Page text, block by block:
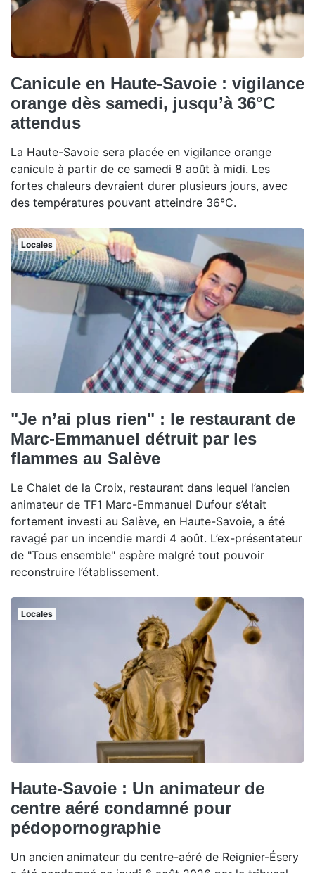
Canicule en Haute-Savoie : vigilance
orange dès samedi, jusqu’à 36°C
attendus
La Haute-Savoie sera placée en vigilance orange
canicule à partir de ce samedi 8 août à midi. Les
fortes chaleurs devraient durer plusieurs jours, avec
des températures pouvant atteindre 36°C.
Locales
"Je n’ai plus rien" : le restaurant de
Marc-Emmanuel détruit par les
flammes au Salève
Le Chalet de la Croix, restaurant dans lequel l’ancien
animateur de TF1 Marc-Emmanuel Dufour s’était
fortement investi au Salève, en Haute-Savoie, a été
ravagé par un incendie mardi 4 août. L’ex-présentateur
de "Tous ensemble" espère malgré tout pouvoir
reconstruire l’établissement.
Locales
Haute-Savoie : Un animateur de
centre aéré condamné pour
pédopornographie
Un ancien animateur du centre-aéré de Reignier-Ésery